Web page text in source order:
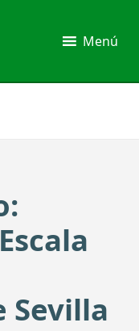
Menú
Sevilla